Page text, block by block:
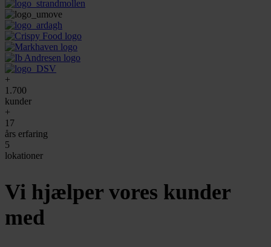
+
1.700
kunder
+
17
års erfaring
5
lokationer
Vi hjælper vores kunder
med